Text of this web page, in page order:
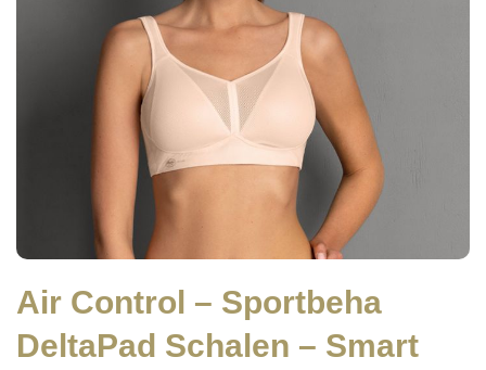
Air Control – Sportbeha
DeltaPad Schalen – Smart